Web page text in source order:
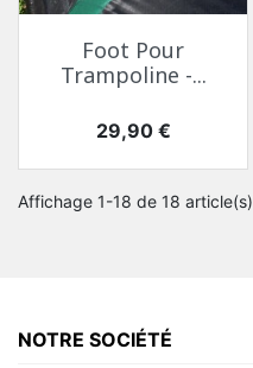
Foot Pour
Trampoline -...
Prix
29,90 €
Affichage 1-18 de 18 article(s)
NOTRE SOCIÉTÉ